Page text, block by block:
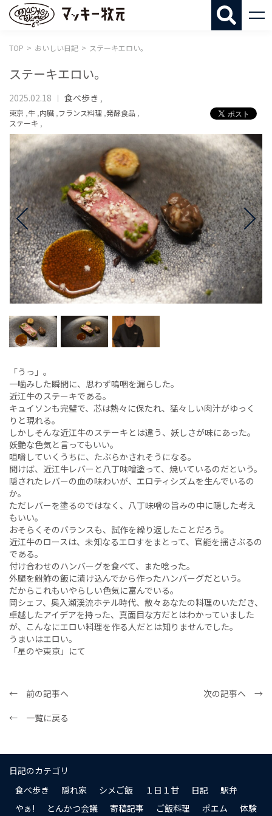
TOP おいしい日記 ステーキエロい。
ステーキエロい。
2025.02.18 食べ歩き ,
東京 ,牛 ,内臓 ,フランス料理 ,発酵食品 ,
ステーキ ,
「うっ」。
一噛みした瞬間に、思わず嗚咽を漏らした。
近江牛のステーキである。
キュイソンも完璧で、芯は熱々に保たれ、猛々しい肉汁がゆっく
りと現れる。
しかしそんな近江牛のステーキとは違う、妖しさが味にあった。
妖艶な色気と言ってもいい。
咀嚼していくうちに、たぶらかされそうになる。
聞けば、近江牛レバーと八丁味噌塗って、焼いているのだという。
隠されたレバーの血の味わいが、エロティシズムを生んでいるの
か。
ただレバーを塗るのではなく、八丁味噌の旨みの中に隠した考え
もいい。
おそらくそのバランスも、試作を繰り返したことだろう。
近江牛のロースは、未知なるエロすをまとって、官能を揺さぶるの
である。
付け合わせのハンバーグを食べて、また唸った。
外腿を鮒鮓の飯に漬け込んでから作ったハンバーグだという。
だからこれもいやらしい色気に富んでいる。
岡シェフ、奥入瀬渓流ホテル時代、散々あなたの料理のいただき、
卓越したアイデアを持った、真面目な方だとはわかっていました
が、こんなにエロい料理を作る人だとは知りませんでした。
うまいはエロい。
「星のや東京」にて
← 前の記事へ
次の記事へ →
← 一覧に戻る
日記のカテゴリ
食べ歩き
隠れ家 シメご飯 １日１甘 日記
駅弁
やぁ!
とんかつ会議 寄稿記事 ご飯料理 ポエム 体験